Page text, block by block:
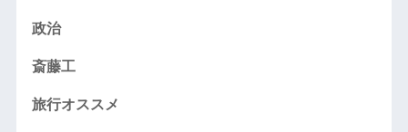
政治
斎藤工
旅行オススメ